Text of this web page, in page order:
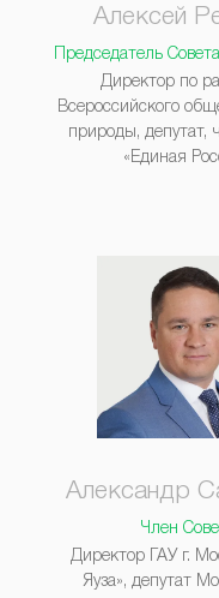
Алексей
Председатель
Директор по
Всероссийского
природы, депутат,
«Единая
Александр
Член
Директор ГАУ г.
Яуза», депутат